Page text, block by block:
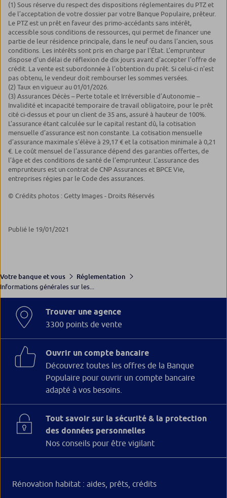
(1) Sous réserve du respect des dispositions réglementaires du PTZ et
de l’acceptation de votre dossier par votre Banque Populaire, prêteur.
Le PTZ est un prêt en faveur des primo-accédants sans intérêt,
accessible sous conditions de ressources, qui permet de financer une
partie de leur résidence principale, dans le neuf ou dans l’ancien, sous
conditions. Les intérêts sont pris en charge par l’État. L’emprunteur
dispose d’un délai de réflexion de dix jours avant d’accepter l’offre de
crédit. La vente est subordonnée à l’obtention du prêt. Si celui-ci n’est
pas obtenu, le vendeur doit rembourser les sommes versées.
(2) Taux en vigueur au 01/01/2026.
(3) Assurances Décès – Perte totale et Irréversible d’Autonomie –
Invalidité et incapacité temporaire de travail obligatoire, pour le prêt
cité ci-dessus et pour un client de 35 ans, assuré à hauteur de 100%.
L’assurance étant calculée sur le capital restant dû, la cotisation
mensuelle d’assurance est non constante. La cotisation mensuelle
d’assurance maximale s’élève à 29,17 € et la cotisation minimale à 0,21
€. Le coût mensuel de l’assurance dépend des garanties offertes, de
l’âge et des conditions de santé de l’emprunteur. L’assurance des
emprunteurs est un contrat de CNP Assurances et BPCE Vie,
entreprises régies par le Code des assurances.
© Crédits photos : Getty Images - Droits Réservés
Publié le 19/01/2021
Votre banque et vous
Réglementation
Informations générales sur les...
Trouver une agence
3300 points de vente
Ouvrir un compte bancaire
Découvrez toutes les offres de la Banque
Populaire pour ouvrir un compte bancaire
adapté à vos besoins.
Tout savoir sur la sécurité & la protection
des données personnelles
Nos conseils pour être vigilant
Rénovation habitat : aides, prêts, crédits